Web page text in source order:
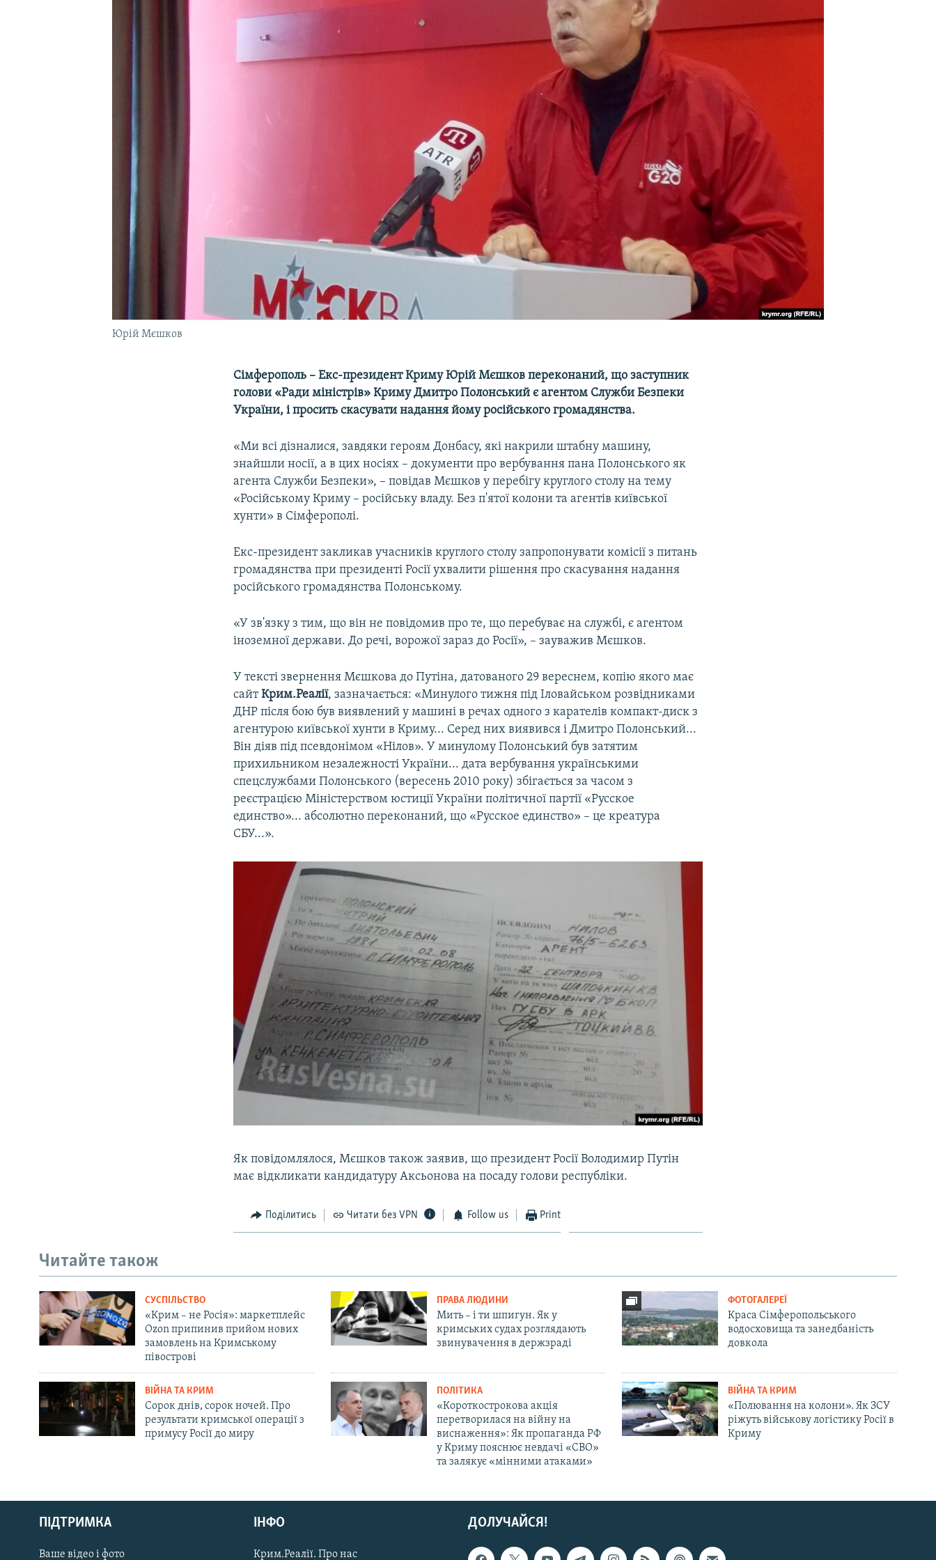
Русский
Qırımtatar
Юрій Мєшков
Сімферополь – Екс-президент Криму Юрій Мєшков переконаний, що заступник
голови «Ради міністрів» Криму Дмитро Полонський є агентом Служби Безпеки
України, і просить скасувати надання йому російського громадянства.
«Ми всі дізналися, завдяки героям Донбасу, які накрили штабну машину,
знайшли носії, а в цих носіях – документи про вербування пана Полонського як
агента Служби Безпеки», – повідав Мєшков у перебігу круглого столу на тему
«Російському Криму – російську владу. Без п'ятої колони та агентів київської
хунти» в Сімферополі.
Екс-президент закликав учасників круглого столу запропонувати комісії з питань
громадянства при президенті Росії ухвалити рішення про скасування надання
російського громадянства Полонському.
«У зв'язку з тим, що він не повідомив про те, що перебуває на службі, є агентом
іноземної держави. До речі, ворожої зараз до Росії», – зауважив Мєшков.
У тексті звернення Мєшкова до Путіна, датованого 29 вереснем, копію якого має
сайтКрим.Реалії, зазначається: «Минулого тижня під Іловайськом розвідниками
ДНР після бою був виявлений у машині в речах одного з карателів компакт-диск з
агентурою київської хунти в Криму... Серед них виявився і Дмитро Полонський...
Він діяв під псевдонімом «Нілов». У минулому Полонський був затятим
прихильником незалежності України... дата вербування українськими
спецслужбами Полонського (вересень 2010 року) збігається за часом з
реєстрацією Міністерством юстиції України політичної партії «Русское
единство»... абсолютно переконаний, що «Русское единство» – це креатура
СБУ...».
Як повідомлялося, Мєшков також заявив, що президент Росії Володимир Путін
має відкликати кандидатуру Аксьонова на посаду голови республіки.
Поділитись Читати без VPN Follow us Print
Читайте також
СУСПІЛЬСТВО
«Крим – не Росія»: маркетплейс
Ozon припинив прийом нових
замовлень на Кримському
півострові
ПРАВА ЛЮДИНИ
Мить – і ти шпигун. Як у
кримських судах розглядають
звинувачення в держзраді
ФОТОГАЛЕРЕЇ
Краса Сімферопольського
водосховища та занедбаність
довкола
ВІЙНА ТА КРИМ
Сорок днів, сорок ночей. Про
результати кримської операції з
примусу Росії до миру
ПОЛІТИКА
«Короткострокова акція
перетворилася на війну на
виснаження»: Як пропаганда РФ
у Криму пояснює невдачі «СВО»
та залякує «мінними атаками»
ВІЙНА ТА КРИМ
«Полювання на колони». Як ЗСУ
ріжуть військову логістику Росії в
Криму
ДОЛУЧАЙСЯ!
ПІДТРИМКА
Ваше відео і фото
ІНФО
Крим.Реалії. Про нас